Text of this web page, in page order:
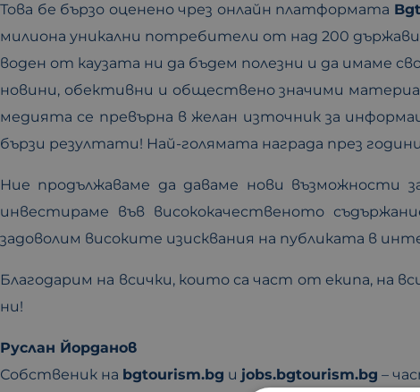
Това бе бързо оценено чрез онлайн платформата
милиона уникални потребители от над 200
воден от каузата ни да бъдем полезни и да имаме
новини, обективни и обществено значими
медията се превърна в желан източник за
бързи резултати! Най-голямата награда през
Ние продължаваме да даваме нови
инвестираме във висококачественото
задоволим високите изисквания на публиката в
Благодарим на всички, които са част от екипа, на
ни!
Руслан Йорданов
Собственик на bgtourism.bg и jobs.bgtourism.bg –